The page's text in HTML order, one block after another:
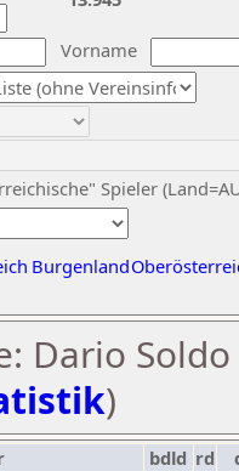
Vorname
Spieler
Burgenland
Dario Soldo
)
bdld rd